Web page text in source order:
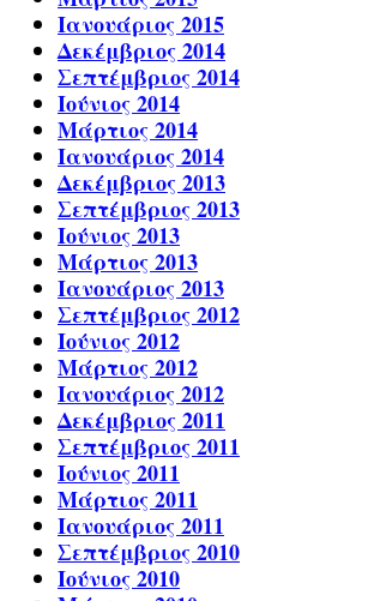
Ιανουάριος 2015
Δεκέμβριος 2014
Σεπτέμβριος 2014
Ιούνιος 2014
Μάρτιος 2014
Ιανουάριος 2014
Δεκέμβριος 2013
Σεπτέμβριος 2013
Ιούνιος 2013
Μάρτιος 2013
Ιανουάριος 2013
Σεπτέμβριος 2012
Ιούνιος 2012
Μάρτιος 2012
Ιανουάριος 2012
Δεκέμβριος 2011
Σεπτέμβριος 2011
Ιούνιος 2011
Μάρτιος 2011
Ιανουάριος 2011
Σεπτέμβριος 2010
Ιούνιος 2010